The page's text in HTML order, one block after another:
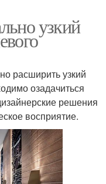
узкий
расширить узкий
озадачиться
решения
восприятие.